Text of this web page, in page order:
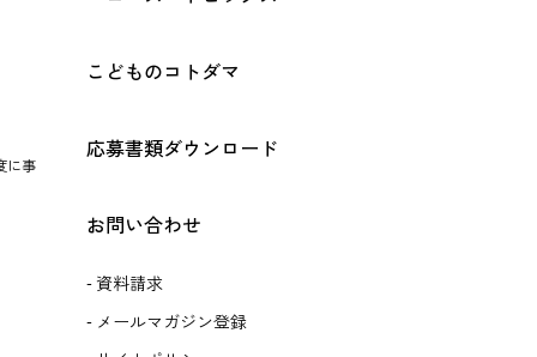
に事
こどものコトダマ
応募書類ダウンロード
お問い合わせ
資料請求
メールマガジン登録